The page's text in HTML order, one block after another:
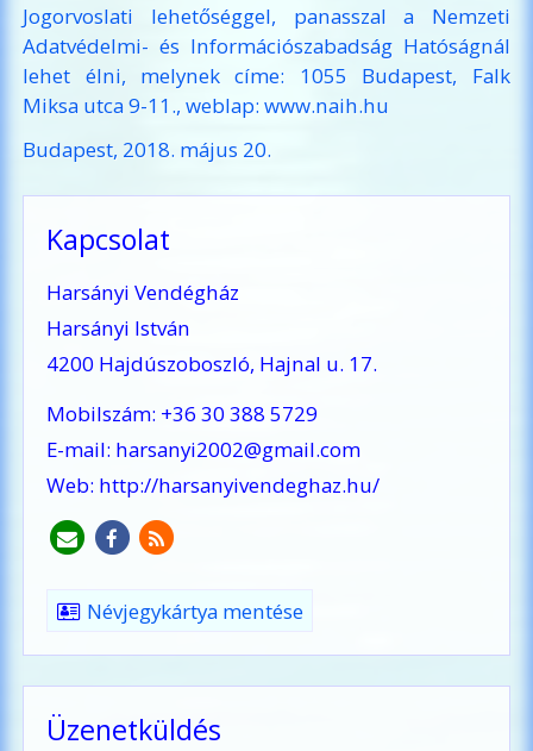
Jogorvoslati lehetőséggel, panasszal a Nemzeti
Adatvédelmi- és Információszabadság Hatóságnál
lehet élni, melynek címe: 1055 Budapest, Falk
Miksa utca 9-11., weblap:www.naih.hu
Budapest, 2018. május 20.
Kapcsolat
Harsányi Vendégház
Harsányi István
4200 Hajdúszoboszló, Hajnal u. 17.
Mobilszám: +36 30 388 5729
E-mail: harsanyi2002@gmail.com
Web: http://harsanyivendeghaz.hu/
Névjegykártya mentése
Üzenetküldés